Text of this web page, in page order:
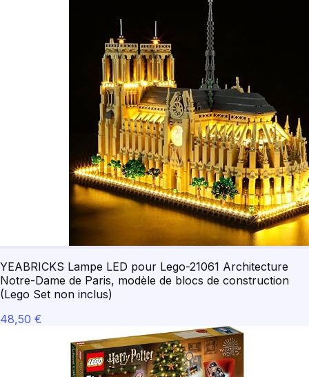
YEABRICKS Lampe LED pour Lego-21061 Architecture
Notre-Dame de Paris, modèle de blocs de construction
(Lego Set non inclus)
48,50 €